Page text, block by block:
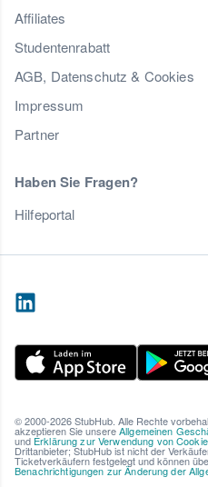
Affiliates
Studentenrabatt
AGB, Datenschutz & Cookies
Impressum
Partner
Haben Sie Fragen?
Hilfeportal
© 2000-2026 StubHub. Alle Rechte
akzeptieren Sie unsereAllgemeinen
und Erklärung zur Verwendung von
Drittanbieter; StubHub ist nicht der
Ticketverkäufern festgelegt und können
Benachrichtigungen zur Änderung der